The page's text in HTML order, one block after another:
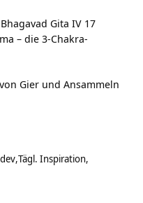
Gita IV 17
– die 3-Chakra-
Gier und Ansammeln
Tägl. Inspiration